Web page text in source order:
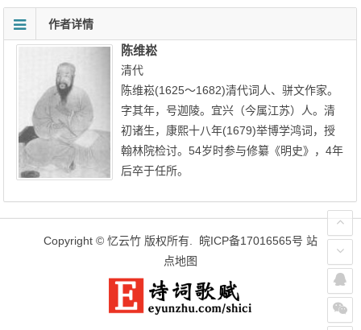
作者详情
陈维崧
清代
陈维崧(1625～1682)清代词人、骈文作家。
字其年，号迦陵。宜兴（今属江苏）人。清
初诸生，康熙十八年(1679)举博学鸿词，授
翰林院检讨。54岁时参与修纂《明史》，4年
后卒于任所。
Copyright © 忆云竹 版权所有. 皖ICP备17016565号 站
点地图